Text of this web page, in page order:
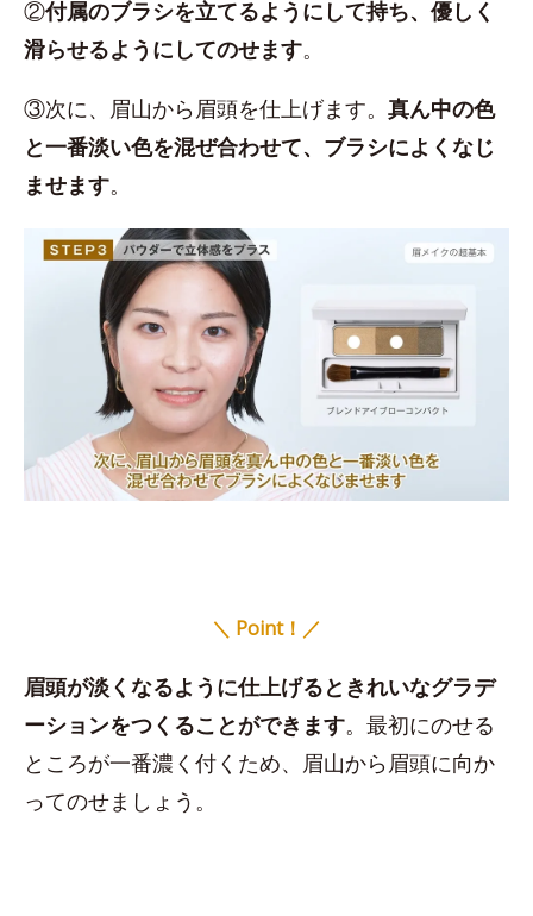
②付属のブラシを立てるようにして持ち、優しく
滑らせるようにしてのせます。
③次に、眉山から眉頭を仕上げます。 真ん中の色
と一番淡い色を混ぜ合わせて、ブラシによくなじ
ませます。
＼ Point！／
眉頭が淡くなるように仕上げるときれいなグラデ
ーションをつくることができます。最初にのせる
ところが一番濃く付くため、眉山から眉頭に向か
ってのせましょう。